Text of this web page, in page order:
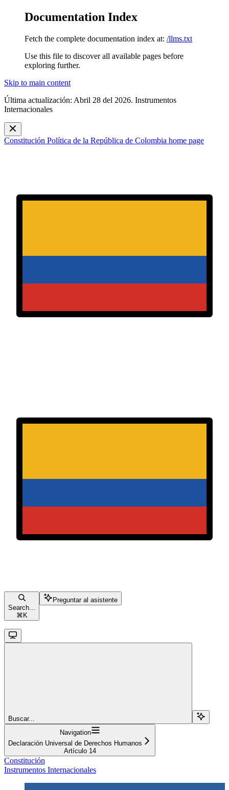
Documentation Index
Fetch the complete documentation index at: /llms.txt
Use this file to discover all available pages before
exploring further.
Skip to main content
Última actualización: Abril 28 del 2026. Instrumentos
Internacionales
Constitución Política de la República de Colombia home page
Search...
⌘ K
Preguntar al asistente
Buscar...
Navigation
Declaración Universal de Derechos Humanos
Artículo 14
Constitución
Instrumentos Internacionales